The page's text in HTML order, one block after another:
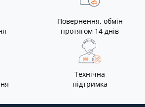
Повернення, обмін
протягом 14 днів
Технічна
підтримка